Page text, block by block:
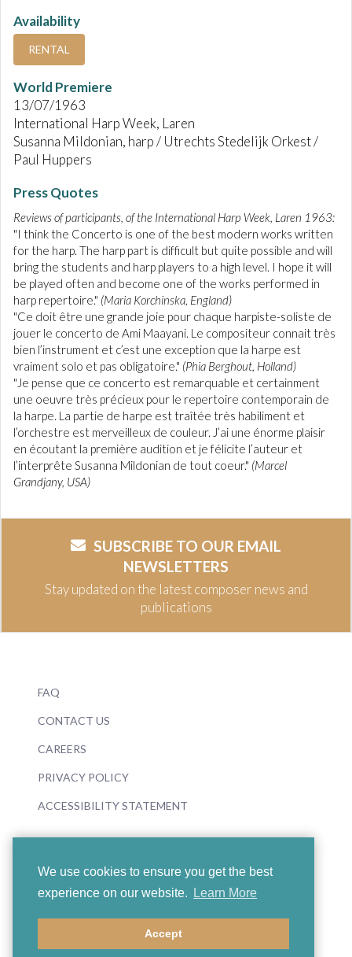
We use cookies to ensure you get the best
experience on our website.
Learn More
Accept
Availability
RENTAL
World Premiere
13/07/1963
International Harp Week, Laren
Susanna Mildonian, harp / Utrechts Stedelijk Orkest /
Paul Huppers
Press Quotes
Reviews of participants, of the International Harp Week, Laren 1963:
"I think the Concerto is one of the best modern works written
for the harp. The harp part is difficult but quite possible and will
bring the students and harp players to a high level. I hope it will
be played often and become one of the works performed in
harp repertoire." (Maria Korchinska, England)
"Ce doit être une grande joie pour chaque harpiste-soliste de
jouer le concerto de Ami Maayani. Le compositeur connait très
bien l’instrument et c’est une exception que la harpe est
vraiment solo et pas obligatoire." (Phia Berghout, Holland)
"Je pense que ce concerto est remarquable et certainment
une oeuvre très précieux pour le repertoire contemporain de
la harpe. La partie de harpe est traîtée très habiliment et
l’orchestre est merveilleux de couleur. J’ai une énorme plaisir
en écoutant la première audition et je félicite l’auteur et
l’interprête Susanna Mildonian de tout coeur." (Marcel
Grandjany, USA)
SUBSCRIBE TO OUR EMAIL
NEWSLETTERS
Stay updated on the latest composer news and
publications
FAQ
CONTACT US
CAREERS
PRIVACY POLICY
ACCESSIBILITY STATEMENT
© 2026 Boosey & Hawkes